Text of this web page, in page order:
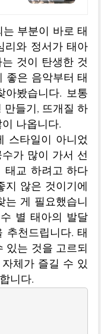
부분이 바로 태
리와 정서가 태아
것이 탄생한 것
좋은 음악부터 태
아봤습니다. 보통
만들기, 뜨개질 하
나옵니다.
스타일이 아니었
가 많이 가서 선
태교 하려고 하다
않은 것이기에
게 필요했습니
별 태아의 발달
추천드립니다. 태
있는 것을 고르되
체가 즐길 수 있
니다.